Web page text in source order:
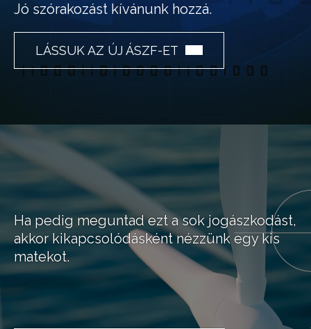
Jó szórakozást kívánunk hozzá.
LÁSSUK AZ ÚJ ÁSZF-ET
Ha pedig meguntad ezt a sok jogászkodást,
akkor kikapcsolódásként nézzünk egy kis
matekot.